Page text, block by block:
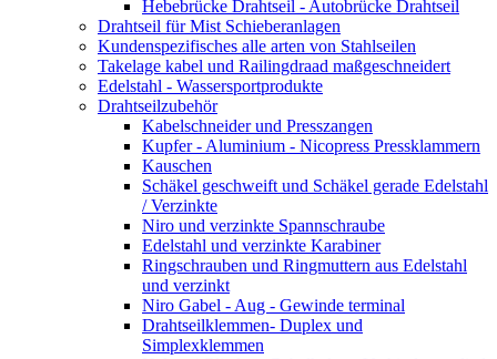
Hebebrücke Drahtseil - Autobrücke Drahtseil
Drahtseil für Mist Schieberanlagen
Kundenspezifisches alle arten von Stahlseilen
Takelage kabel und Railingdraad maßgeschneidert
Edelstahl - Wassersportprodukte
Drahtseilzubehör
Kabelschneider und Presszangen
Kupfer - Aluminium - Nicopress Pressklammern
Kauschen
Schäkel geschweift und Schäkel gerade Edelstahl
/ Verzinkte
Niro und verzinkte Spannschraube
Edelstahl und verzinkte Karabiner
Ringschrauben und Ringmuttern aus Edelstahl
und verzinkt
Niro Gabel - Aug - Gewinde terminal
Drahtseilklemmen- Duplex und
Simplexklemmen